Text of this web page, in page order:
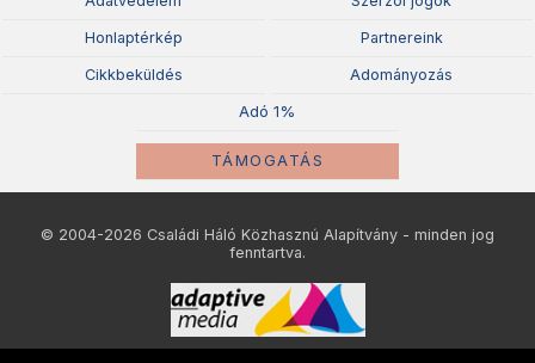
Honlaptérkép Partnereink
Cikkbeküldés Adományozás
Adó 1%
TÁMOGATÁS
© 2004-2026 Családi Háló Közhasznú Alapítvány - minden jog
fenntartva.